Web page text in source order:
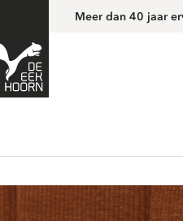
Meer dan 40 jaar